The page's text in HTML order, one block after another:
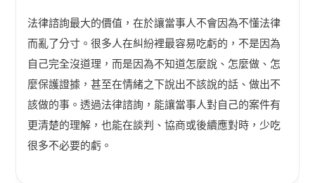
法律諮詢最大的價值，在於讓當事人不會因為不懂法律
而亂了分寸。很多人在糾紛裡最容易吃虧的，不是因為
自己完全沒道理，而是因為不知道怎麼說、怎麼做、怎
麼保護證據，甚至在情緒之下說出不該說的話、做出不
該做的事。透過法律諮詢，能讓當事人對自己的案件有
更清楚的理解，也能在談判、協商或後續應對時，少吃
很多不必要的虧。